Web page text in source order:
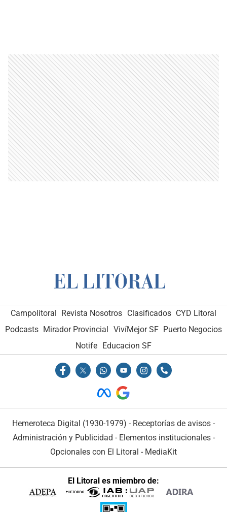
Campolitoral Revista Nosotros Clasificados CYD Litoral
Podcasts Mirador Provincial VivíMejor SF Puerto Negocios
Notife Educacion SF
Hemeroteca Digital (1930-1979) - Receptorías de avisos -
Administración y Publicidad - Elementos institucionales-
Opcionales con El Litoral - MediaKit
El Litoral es miembro de: